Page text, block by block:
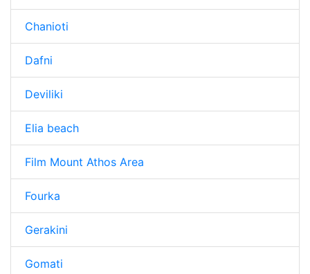
Chanioti
Dafni
Deviliki
Elia beach
Film Mount Athos Area
Fourka
Gerakini
Gomati